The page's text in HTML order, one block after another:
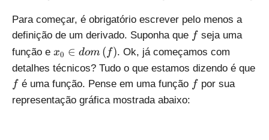
Para começar, é obrigatório escrever pelo menos a
definição de um derivado. Suponha que ff seja uma
função e {
{
x
}
_
x0 ∈ dom ( f). Ok, já começamos com
detalhes técnicos? Tudo o que estamos dizendo é que
ff é uma função. Pense em uma função ff por sua
representação gráfica mostrada abaixo: